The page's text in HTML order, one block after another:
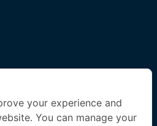
your experience and
You can manage your